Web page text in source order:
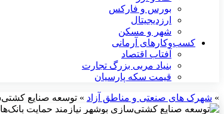
بورس و فارکس
ارزدیجیتال
شهر و مسکن
کسب‌وکارهای آرمانی
آفتاب اقتصاد
بنیاد مربی بزرگ تجارت
قیمت سکه پارسیان
» شهرک های صنعتی و مناطق آزاد » توسعه صنایع